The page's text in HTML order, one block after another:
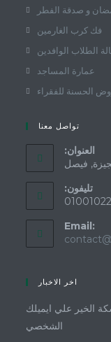
و صدقة الفطر
فك كرب الغارمين
الطلاب الوافدين
عمارة المساجد
الحسنة للفقراء
تواصل معنا
:العنوان
فيصل
:تليفون
Email:
اخر الاخبار
الخير علي ايميلك
الشخصي